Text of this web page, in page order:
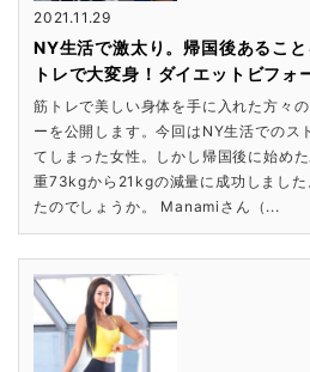
2021.11.29
NY生活で激太り。帰国後あるこ
トレで大変身！ダイエットビフォ
筋トレで美しい身体を手に入れた方々
ーを公開します。今回はNY生活でのス
てしまった女性。しかし帰国後に始め
重73kgから21kgの減量に成功しまし
たのでしょうか。 Manamiさん（...